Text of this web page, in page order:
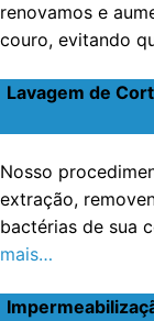
renovamos e
couro, evitando
Lavagem de
Nosso
extração,
bactérias de sua
mais…